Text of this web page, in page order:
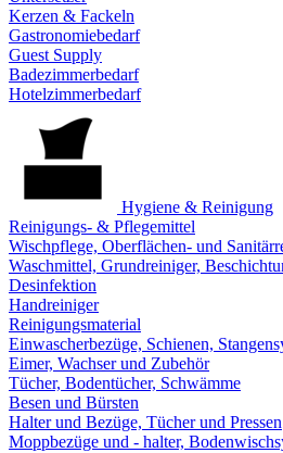
Kerzen & Fackeln
Gastronomiebedarf
Guest Supply
Badezimmerbedarf
Hotelzimmerbedarf
Hygiene & Reinigung
Reinigungs- & Pflegemittel
Wischpflege, Oberflächen- und
Waschmittel, Grundreiniger,
Desinfektion
Handreiniger
Reinigungsmaterial
Einwascherbezüge, Schienen,
Eimer, Wachser und Zubehör
Tücher, Bodentücher, Schwämme
Besen und Bürsten
Halter und Bezüge, Tücher und Pressen
Moppbezüge und - halter,